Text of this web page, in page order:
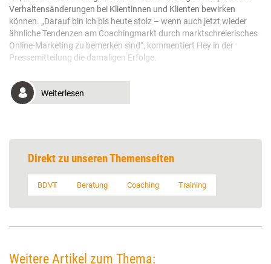
Verhaltensänderungen bei Klientinnen und Klienten bewirken
können. „Darauf bin ich bis heute stolz – wenn auch jetzt wieder
ähnliche Tendenzen am Coachingmarkt durch marktschreierisches
Online-Marketing zu bemerken sind“, kommentiert Hey in der
Pressemitteilung die damaligen Erfolge.
Weiterlesen
Direkt zu unseren Themenseiten
BDVT Beratung Coaching Training
Weitere Artikel zum Thema: